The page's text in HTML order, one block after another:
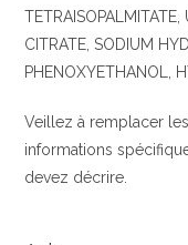
CITRATE, SODIUM
PHENOXYETHANOL,
Veillez à remplacer
informations
devez décrire.